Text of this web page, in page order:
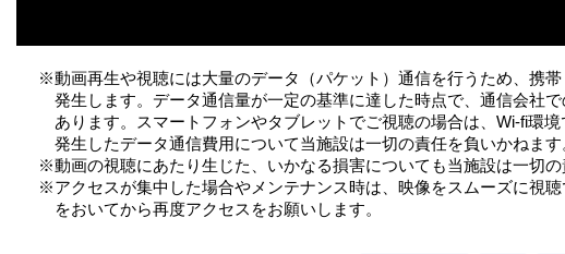
※動画再生や視聴には大量のデータ（パケット）通信を行うため、携
発生します。データ通信量が一定の基準に達した時点で、通信会社
あります。スマートフォンやタブレットでご視聴の場合は、Wi-fi環境
発生したデータ通信費用について当施設は一切の責任を負いかねます
※動画の視聴にあたり生じた、いかなる損害についても当施設は一切の
※アクセスが集中した場合やメンテナンス時は、映像をスムーズに視
をおいてから再度アクセスをお願いします。